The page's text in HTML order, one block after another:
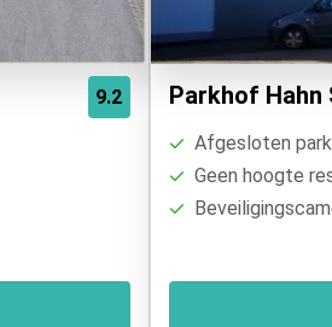
9.2 Parkhof Hahn
Afgesloten
Geen hoogte